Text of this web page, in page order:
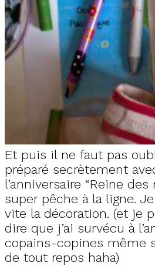
Et puis il ne faut pas
préparé secrètement
l’anniversaire “Reine
super pêche à la ligne.
vite la décoration. (et je
dire que j’ai survécu à
copains-copines même
de tout repos haha)